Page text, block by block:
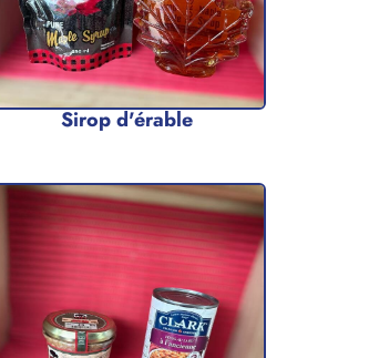
Sirop d'érable